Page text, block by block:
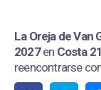
La Oreja de Van
2027en Costa 21
reencontrarse